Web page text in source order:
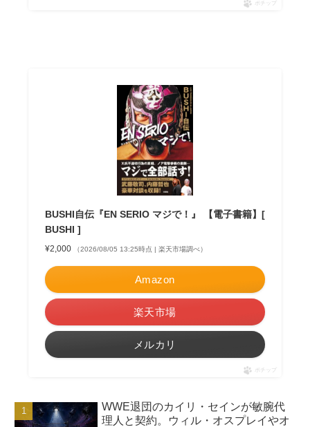
ポチップ
BUSHI自伝『EN SERIO マジで！』 【電子書籍】[
BUSHI ]
¥2,000 （2026/08/05 13:25時点 | 楽天市場調べ）
Amazon
楽天市場
メルカリ
ポチップ
WWE退団のカイリ・セインが敏腕代
理人と契約。ウィル・オスプレイやオ